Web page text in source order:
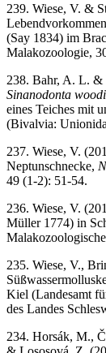
239. Wiese, V. &
(Say 1834) im
Malakozoologie,
238. Bahr, A. L. &
Sinanodonta
eines Teiches mit
(Bivalvia:
237. Wiese, V.
Neptunschnecke,
49 (1-2): 51-54.
236. Wiese, V.
Müller 1774) in
235. Wiese, V.,
Kiel (Landesamt
des Landes
234. Horsák, M.,